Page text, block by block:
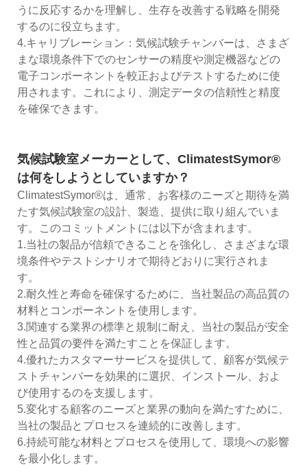
うに反応するかを理解し、生存を改善する戦略を開発
するのに役立ちます。
4.キャリブレーション：気候試験チャンバーは、さまざ
まな環境条件下でのセンサーの精度や測定機器などの
電子コンポーネントを較正およびテストするために使
用されます。これにより、測定データの信頼性と精度
を確保できます。
気候試験室メーカーとして、ClimatestSymor®
は何をしようとしていますか？
ClimatestSymor®は、通常、お客様のニーズと期待を満
たす気候試験室の設計、製造、提供に取り組んでいま
す。このコミットメントには以下が含まれます。
1.当社の製品が信頼できることを強化し、さまざまな環
境条件やテストシナリオで期待どおりに実行されま
す。
2.耐久性と寿命を確保するために、当社製品の高品質の
材料とコンポーネントを使用します。
3.関連する業界の標準と規制に耐え、当社の製品が安全
性と品質の要件を満たすことを保証します。
4.優れたカスタマーサービスを提供して、顧客が気候テ
ストチャンバーを効果的に選択、インストール、およ
び使用するのを支援します。
5.変化する顧客のニーズと業界の動向を満たすために、
当社の製品とプロセスを連続的に改善します。
6.持続可能な材料とプロセスを使用して、環境への影響
を最小化します。